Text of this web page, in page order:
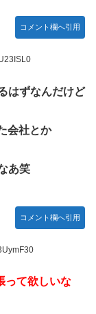
コメント欄へ引用
はずなんだけど
会社とか
あ笑
コメント欄へ引用
って欲しいな